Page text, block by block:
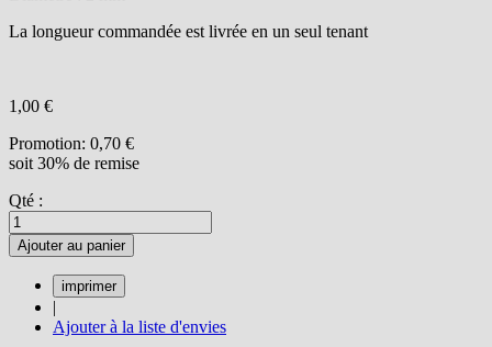
La longueur commandée est livrée en un seul tenant
1,00 €
Promotion: 0,70 €
soit 30% de remise
Qté :
Ajouter au panier
|
Ajouter à la liste d'envies